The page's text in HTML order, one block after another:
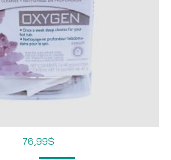
76,99$